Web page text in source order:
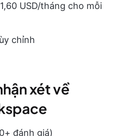
USD/tháng cho mỗi
chỉnh
xét về
đánh giá)